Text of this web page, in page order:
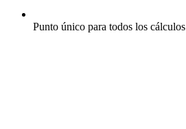
Punto único para todos los cálculos